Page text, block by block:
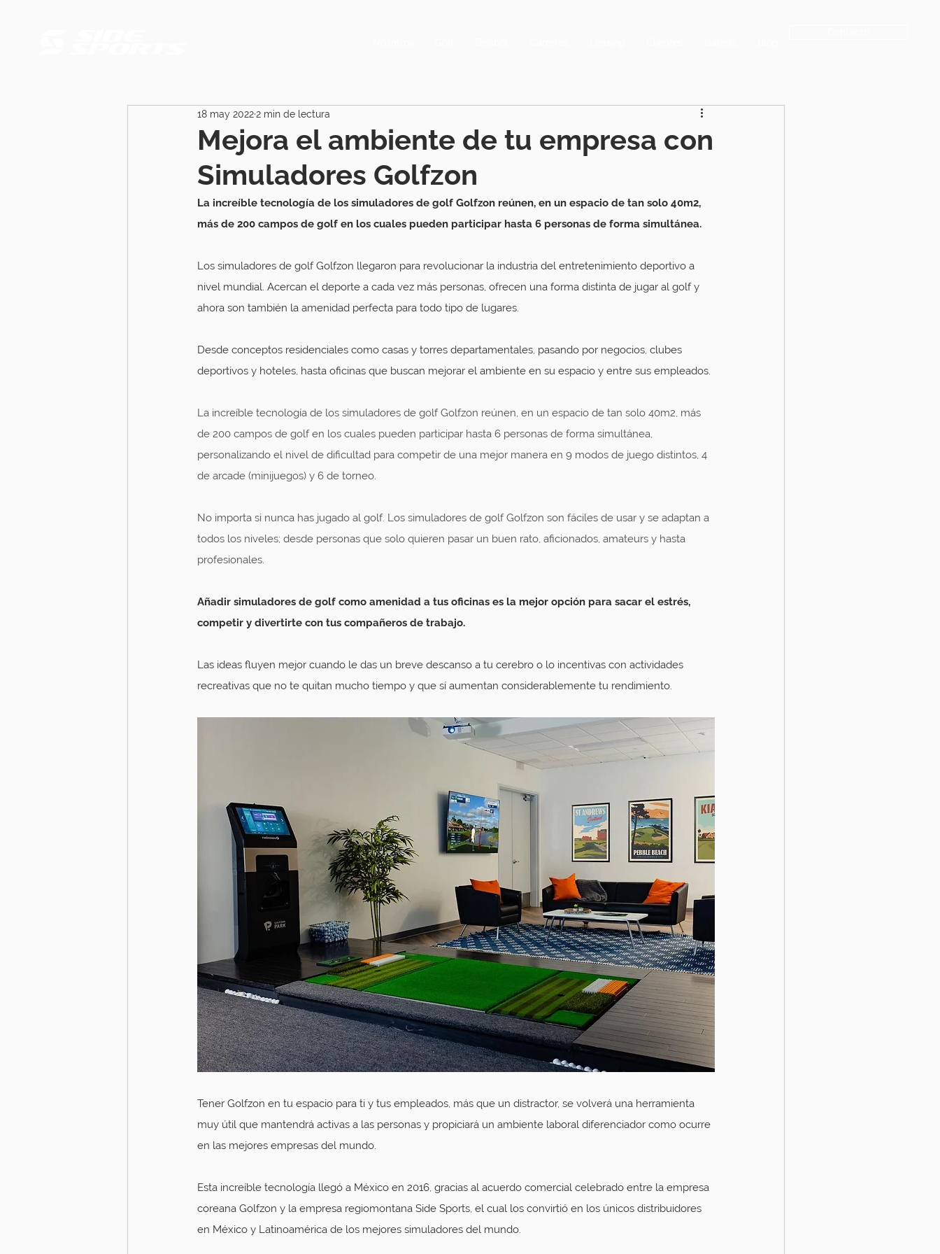
Mejora el ambiente de tu empresa con
Simuladores Golfzon
18 may 20222 min de lectura
La increíble tecnología de los simuladores de golf Golfzon reúnen, en un espacio de tan solo 40m2,
más de 200 campos de golf en los cuales pueden participar hasta 6 personas de forma simultánea.
Los simuladores de golf Golfzon llegaron para revolucionar la industria del entretenimiento deportivo a
nivel mundial. Acercan el deporte a cada vez más personas, ofrecen una forma distinta de jugar al golf y
ahora son también la amenidad perfecta para todo tipo de lugares.
Desde conceptos residenciales como casas y torres departamentales, pasando por negocios, clubes
deportivos y hoteles, hasta oficinas que buscan mejorar el ambiente en su espacio y entre sus empleados.
La increíble tecnología de los simuladores de golf Golfzon reúnen, en un espacio de tan solo 40m2, más
de 200 campos de golf en los cuales pueden participar hasta 6 personas de forma simultánea,
personalizando el nivel de dificultad para competir de una mejor manera en 9 modos de juego distintos, 4
de arcade (minijuegos) y 6 de torneo.
No importa si nunca has jugado al golf. Los simuladores de golf Golfzon son fáciles de usar y se adaptan a
todos los niveles; desde personas que solo quieren pasar un buen rato, aficionados, amateurs y hasta
profesionales.
Añadir simuladores de golf como amenidad a tus oficinas es la mejor opción para sacar el estrés,
competir y divertirte con tus compañeros de trabajo.
Las ideas fluyen mejor cuando le das un breve descanso a tu cerebro o lo incentivas con actividades
recreativas que no te quitan mucho tiempo y que sí aumentan considerablemente tu rendimiento.
Tener Golfzon en tu espacio para ti y tus empleados, más que un distractor, se volverá una herramienta
muy útil que mantendrá activas a las personas y propiciará un ambiente laboral diferenciador como ocurre
en las mejores empresas del mundo.
Esta increíble tecnología llegó a México en 2016, gracias al acuerdo comercial celebrado entre la empresa
coreana Golfzon y la empresa regiomontana Side Sports, el cual los convirtió en los únicos distribuidores
en México y Latinoamérica de los mejores simuladores del mundo.